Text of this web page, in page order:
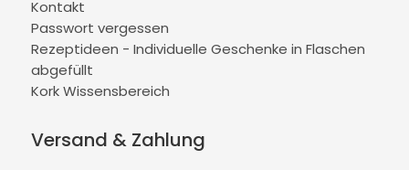
Kontakt
Passwort vergessen
Rezeptideen - Individuelle Geschenke in Flaschen
abgefüllt
Kork Wissensbereich
Versand & Zahlung